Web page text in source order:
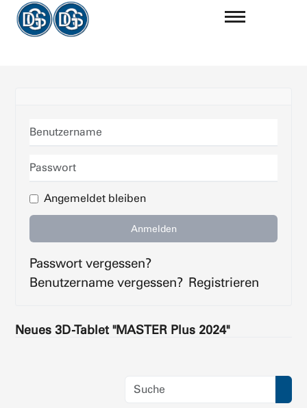
Benutzername
Passwort
Angemeldet bleiben
Anmelden
Passwort vergessen?
Benutzername vergessen? Registrieren
Neues 3D-Tablet "MASTER Plus 2024"